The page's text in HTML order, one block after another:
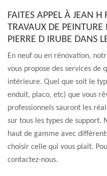
FAITES APPEL À JEAN H
TRAVAUX DE
PIERRE D IRUBE DANS
En neuf ou en rénovation,
vous propose des services
intérieure. Quel que soit le
enduit, placo, etc) que vous
professionnels sauront les
sur tous les types de support.
haut de gamme avec
choisir celle qui vous plaît.
contactez-nous.